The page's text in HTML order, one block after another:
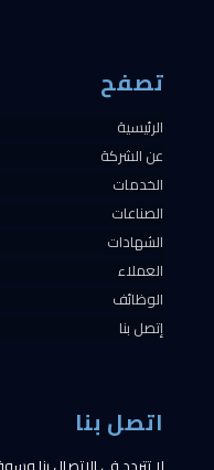
تصفح
الرئيسية
عن الشركة
الخدمات
الصناعات
الشهادات
العملاء
الوظائف
إتصل بنا
اتصل بنا